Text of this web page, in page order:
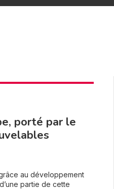
porté par le
au développement
partie de cette